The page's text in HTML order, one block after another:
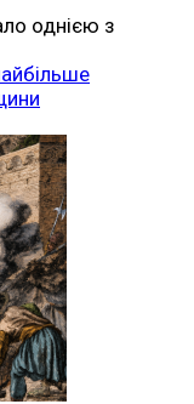
однією з